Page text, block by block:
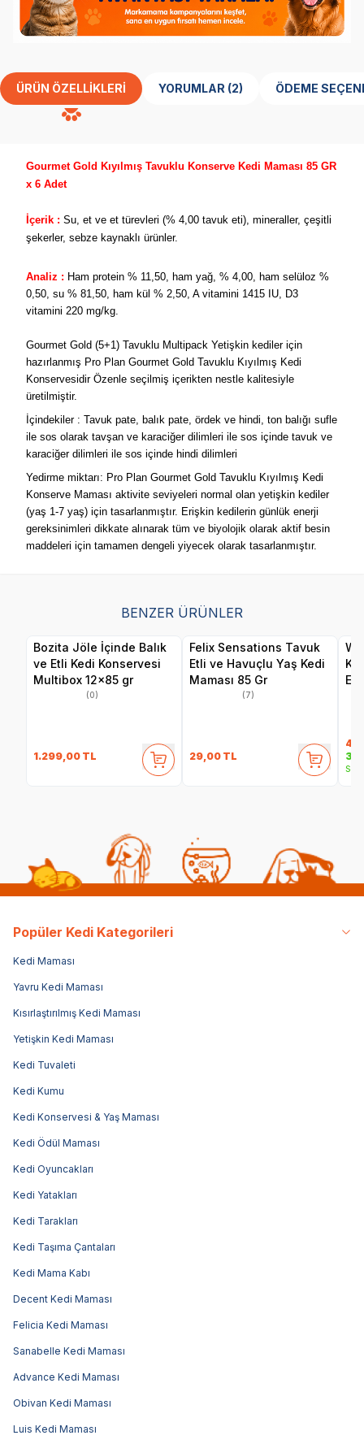
ÜRÜN ÖZELLIKLERI YORUMLAR (2) ÖDEME
Gourmet Gold Kıyılmış Tavuklu Konserve Kedi Maması 85 GR
x 6 Adet
İçerik : Su, et ve et türevleri (% 4,00 tavuk eti), mineraller, çeşitli
şekerler, sebze kaynaklı ürünler.
Analiz : Ham protein % 11,50, ham yağ, % 4,00, ham selüloz %
0,50, su % 81,50, ham kül % 2,50, A vitamini 1415 IU, D3
vitamini 220 mg/kg.
Gourmet Gold (5+1) Tavuklu Multipack Yetişkin kediler için
hazırlanmış Pro Plan Gourmet Gold Tavuklu Kıyılmış Kedi
Konservesidir Özenle seçilmiş içerikten nestle kalitesiyle
üretilmiştir.
İçindekiler : Tavuk pate, balık pate, ördek ve hindi, ton balığı sufle
ile sos olarak tavşan ve karaciğer dilimleri ile sos içinde tavuk ve
karaciğer dilimleri ile sos içinde hindi dilimleri
Yedirme miktarı: Pro Plan Gourmet Gold Tavuklu Kıyılmış Kedi
Konserve Maması aktivite seviyeleri normal olan yetişkin kediler
(yaş 1-7 yaş) için tasarlanmıştır. Erişkin kedilerin günlük enerji
gereksinimleri dikkate alınarak tüm ve biyolojik olarak aktif besin
maddeleri için tamamen dengeli yiyecek olarak tasarlanmıştır.
BENZER ÜRÜNLER
Bozita Jöle İçinde Balık
ve Etli Kedi Konservesi
Multibox 12x85 gr
(0)
1.299,00 TL
Felix Sensations Tavuk
Etli ve Havuçlu Yaş Kedi
Maması 85 Gr
(7)
29,00 TL
Eti
Popüler Kedi Kategorileri
Kedi Maması
Yavru Kedi Maması
Kısırlaştırılmış Kedi Maması
Yetişkin Kedi Maması
Kedi Tuvaleti
Kedi Kumu
Kedi Konservesi & Yaş Maması
Kedi Ödül Maması
Kedi Oyuncakları
Kedi Yatakları
Kedi Tarakları
Kedi Taşıma Çantaları
Kedi Mama Kabı
Decent Kedi Maması
Felicia Kedi Maması
Sanabelle Kedi Maması
Advance Kedi Maması
Obivan Kedi Maması
Luis Kedi Maması